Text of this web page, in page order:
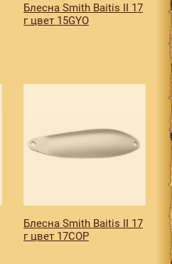
Блесна Smith Baitis II 17
г цвет 15GYO
Блесна Smith Baitis II 17
г цвет 17COP